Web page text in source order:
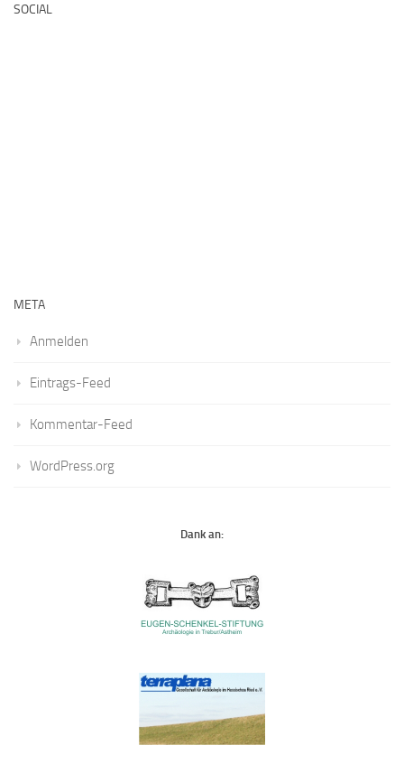
SOCIAL
META
Anmelden
Eintrags-Feed
Kommentar-Feed
WordPress.org
Dank an: